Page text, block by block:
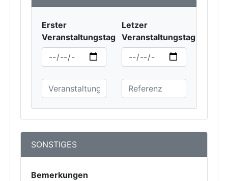
Erster
Veranstaltungstag
Letzer
Veranstaltungstag
SONSTIGES
Bemerkungen